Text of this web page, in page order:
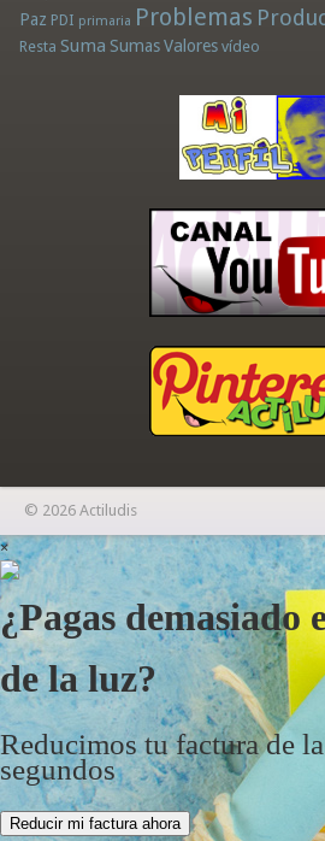
Paz PDI primaria Problemas
Resta Suma Sumas Valores vídeo
© 2026 Actiludis
×
¿Pagas demasiado
de la luz?
Reducimos tu factura de
segundos
Reducir mi factura ahora